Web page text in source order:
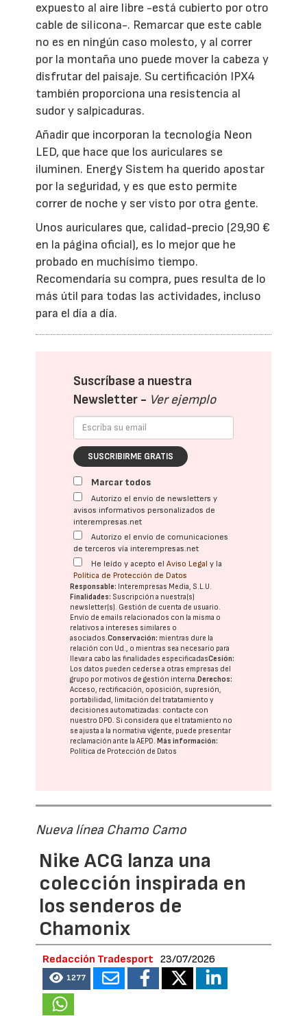
expuesto al aire libre -está cubierto por otro
cable de silicona-. Remarcar que este cable
no es en ningún caso molesto, y al correr
por la montaña uno puede mover la cabeza y
disfrutar del paisaje. Su certificación IPX4
también proporciona una resistencia al
sudor y salpicaduras.
Añadir que incorporan la tecnología Neon
LED, que hace que los auriculares se
iluminen. Energy Sistem ha querido apostar
por la seguridad, y es que esto permite
correr de noche y ser visto por otra gente.
Unos auriculares que, calidad-precio (29,90 €
en la página oficial), es lo mejor que he
probado en muchísimo tiempo.
Recomendaría su compra, pues resulta de lo
más útil para todas las actividades, incluso
para el día a día.
Suscríbase a nuestra
Newsletter - Ver ejemplo
SUSCRIBIRME GRATIS
Marcar todos
Autorizo el envío de newsletters y
avisos informativos personalizados de
interempresas.net
Autorizo el envío de comunicaciones
de terceros vía interempresas.net
He leído y acepto elAviso Legal y la
Política de Protección de Datos
Responsable: Interempresas Media, S.L.U.
Finalidades: Suscripción a nuestra(s)
newsletter(s). Gestión de cuenta de usuario.
Envío de emails relacionados con la misma o
relativos a intereses similares o
asociados.Conservación: mientras dure la
relación con Ud., o mientras sea necesario para
llevar a cabo las finalidades especificadasCesión:
Los datos pueden cederse a otras empresas del
grupo por motivos de gestión interna.Derechos:
Acceso, rectificación, oposición, supresión,
portabilidad, limitación del tratatamiento y
decisiones automatizadas: contacte con
nuestro DPD . Si considera que el tratamiento no
se ajusta a la normativa vigente, puede presentar
reclamación ante laAEPD .Más información:
Política de Protección de Datos
Nueva línea Chamo Camo
Nike ACG lanza una
colección inspirada en
los senderos de
Chamonix
Redacción Tradesport 23/07/2026
1277